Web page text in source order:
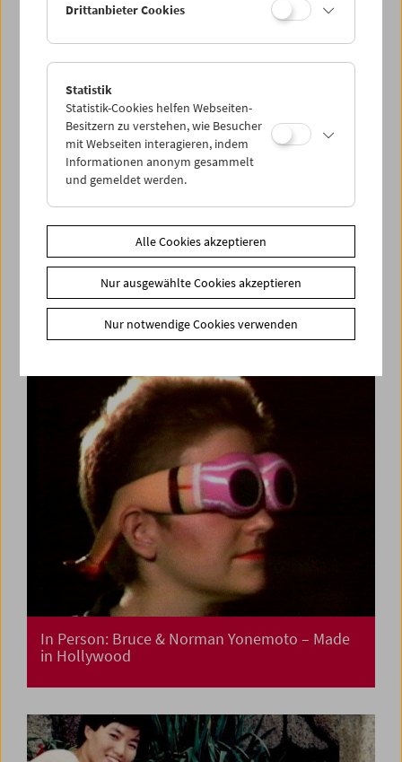
In Person: Onyeka Igwe
In Person: Bruce & Norman Yonemoto – Made
in Hollywood
Drittanbieter Cookies
Statistik
Statistik-Cookies helfen Webseiten-
Besitzern zu verstehen, wie Besucher
mit Webseiten interagieren, indem
Informationen anonym gesammelt
und gemeldet werden.
Alle Cookies akzeptieren
Nur ausgewählte Cookies akzeptieren
Nur notwendige Cookies verwenden